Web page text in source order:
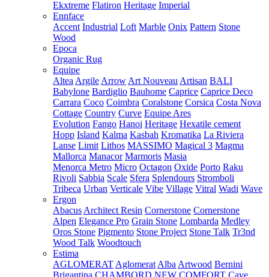
Ekxtreme Flatiron Heritage Imperial
Ennface
Accent Industrial Loft Marble Onix Pattern Stone
Wood
Epoca
Organic Rug
Equipe
Altea Argile Arrow Art Nouveau Artisan BALI
Babylone Bardiglio Bauhome Caprice Caprice Deco
Carrara Coco Coimbra Coralstone Corsica Costa Nova
Cottage Country Curve Equipe Ares
Evolution Fango Hanoi Heritage Hexatile cement
Hopp Island Kalma Kasbah Kromatika La Riviera
Lanse Limit Lithos MASSIMO Magical 3 Magma
Mallorca Manacor Marmoris Masia
Menorca Metro Micro Octagon Oxide Porto Raku
Rivoli Sabbia Scale Sfera Splendours Stromboli
Tribeca Urban Verticale Vibe Village Vitral Wadi Wave
Ergon
Abacus Architect Resin Cornerstone Cornerstone
Alpen Elegance Pro Grain Stone Lombarda Medley
Oros Stone Pigmento Stone Project Stone Talk Tr3nd
Wood Talk Woodtouch
Estima
AGLOMERAT Aglomerat Alba Artwood Bernini